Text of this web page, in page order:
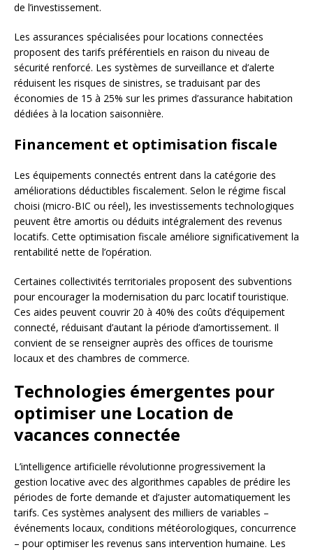
de l’investissement.
Les assurances spécialisées pour locations connectées
proposent des tarifs préférentiels en raison du niveau de
sécurité renforcé. Les systèmes de surveillance et d’alerte
réduisent les risques de sinistres, se traduisant par des
économies de 15 à 25% sur les primes d’assurance habitation
dédiées à la location saisonnière.
Financement et optimisation fiscale
Les équipements connectés entrent dans la catégorie des
améliorations déductibles fiscalement. Selon le régime fiscal
choisi (micro-BIC ou réel), les investissements technologiques
peuvent être amortis ou déduits intégralement des revenus
locatifs. Cette optimisation fiscale améliore significativement la
rentabilité nette de l’opération.
Certaines collectivités territoriales proposent des subventions
pour encourager la modernisation du parc locatif touristique.
Ces aides peuvent couvrir 20 à 40% des coûts d’équipement
connecté, réduisant d’autant la période d’amortissement. Il
convient de se renseigner auprès des offices de tourisme
locaux et des chambres de commerce.
Technologies émergentes pour
optimiser une Location de
vacances connectée
L’intelligence artificielle révolutionne progressivement la
gestion locative avec des algorithmes capables de prédire les
périodes de forte demande et d’ajuster automatiquement les
tarifs. Ces systèmes analysent des milliers de variables –
événements locaux, conditions météorologiques, concurrence
– pour optimiser les revenus sans intervention humaine. Les